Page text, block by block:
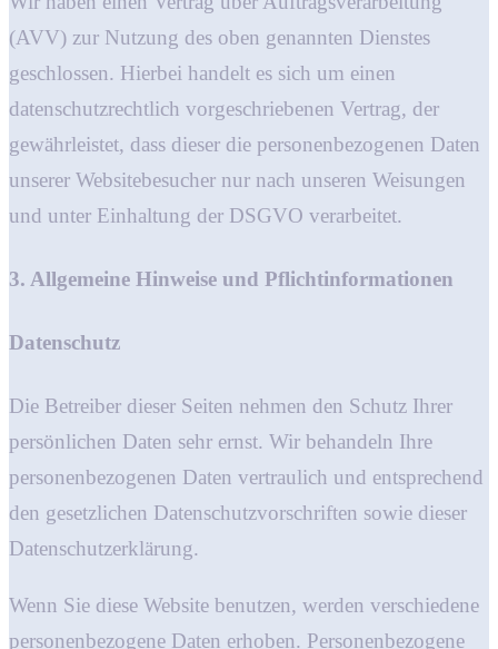
(AVV) zur Nutzung des oben genannten Dienstes
geschlossen. Hierbei handelt es sich um einen
datenschutzrechtlich vorgeschriebenen Vertrag, der
gewährleistet, dass dieser die personenbezogenen Daten
unserer Websitebesucher nur nach unseren Weisungen
und unter Einhaltung der DSGVO verarbeitet.
3. Allgemeine Hinweise und Pflicht­informationen
Datenschutz
Die Betreiber dieser Seiten nehmen den Schutz Ihrer
persönlichen Daten sehr ernst. Wir behandeln Ihre
personenbezogenen Daten vertraulich und entsprechend
den gesetzlichen Datenschutzvorschriften sowie dieser
Datenschutzerklärung.
Wenn Sie diese Website benutzen, werden verschiedene
personenbezogene Daten erhoben. Personenbezogene